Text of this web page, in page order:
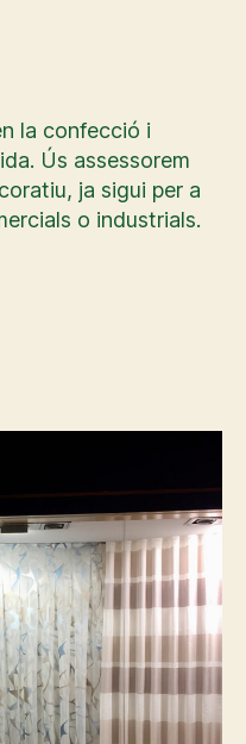
la confecció i
Ús assessorem
ja sigui per a
o industrials.